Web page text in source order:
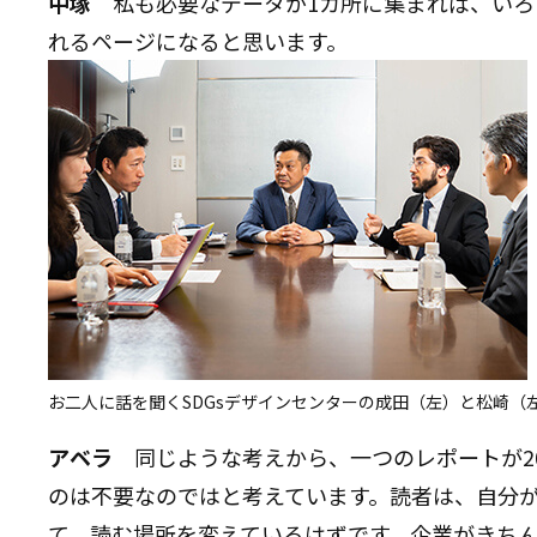
れるページになると思います。
お二人に話を聞くSDGsデザインセンターの成田（左）と松崎（
アベラ 同じような考えから、一つのレポートが
のは不要なのではと考えています。読者は、自分